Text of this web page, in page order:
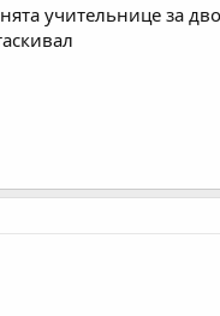
учительнице за